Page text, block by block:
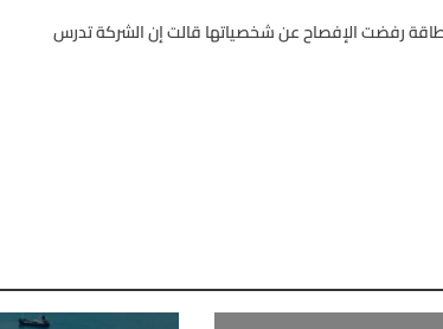
طاقة رفضت الإفصاح عن شخصياتها قالت إن الشركة تدرس